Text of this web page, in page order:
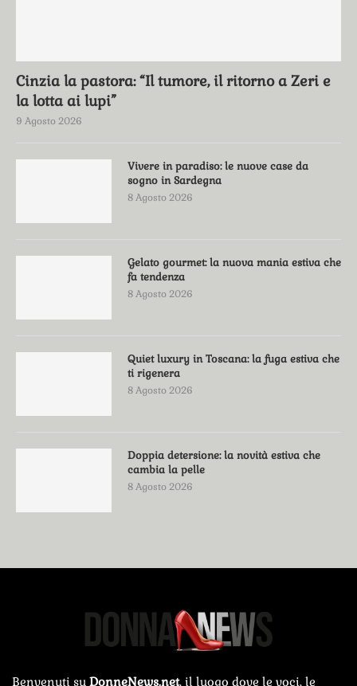
Cinzia la pastora: “Il tumore, il ritorno a Zeri e
la lotta ai lupi”
9 Agosto 2026
Vivere in paradiso: le nuove case da
sogno in Sardegna
8 Agosto 2026
Gelato gourmet: la nuova mania estiva che
fa tendenza
8 Agosto 2026
Quiet luxury in Toscana: la fuga estiva che
ti rigenera
8 Agosto 2026
Doppia detersione: la novità estiva che
cambia la pelle
8 Agosto 2026
Benvenuti su DonneNews.net, il luogo dove le voci, le